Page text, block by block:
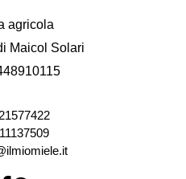
agricola
Maicol Solari